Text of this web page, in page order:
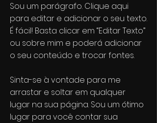
Sou um parágrafo. Clique aqui
para editar e adicionar o seu texto.
É fácil! Basta clicar em “Editar Texto”
ou sobre mim e poderá adicionar
o seu conteúdo e trocar fontes.
Sinta-se à vontade para me
arrastar e soltar em qualquer
lugar na sua página. Sou um ótimo
lugar para você contar sua